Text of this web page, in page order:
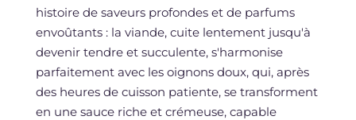
histoire de saveurs profondes et de parfums
envoûtants : la viande, cuite lentement jusqu'à
devenir tendre et succulente, s'harmonise
parfaitement avec les oignons doux, qui, après
des heures de cuisson patiente, se transforment
en une sauce riche et crémeuse, capable